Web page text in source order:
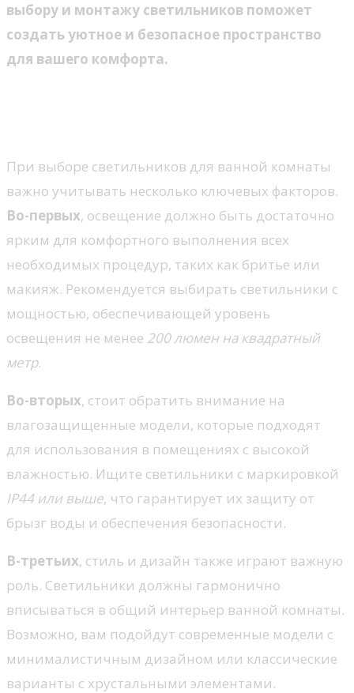
выбору и монтажу светильников поможет
создать уютное и безопасное пространство
для вашего комфорта.
При выборе светильников для ванной комнаты
важно учитывать несколько ключевых факторов.
Во-первых, освещение должно быть достаточно
ярким для комфортного выполнения всех
необходимых процедур, таких как бритье или
макияж. Рекомендуется выбирать светильники с
мощностью, обеспечивающей уровень
освещения не менее 200 люмен на квадратный
метр.
Во-вторых, стоит обратить внимание на
влагозащищенные модели, которые подходят
для использования в помещениях с высокой
влажностью. Ищите светильники с маркировкой
IP44 или выше, что гарантирует их защиту от
брызг воды и обеспечения безопасности.
В-третьих, стиль и дизайн также играют важную
роль. Светильники должны гармонично
вписываться в общий интерьер ванной комнаты.
Возможно, вам подойдут современные модели с
минималистичным дизайном или классические
варианты с хрустальными элементами.